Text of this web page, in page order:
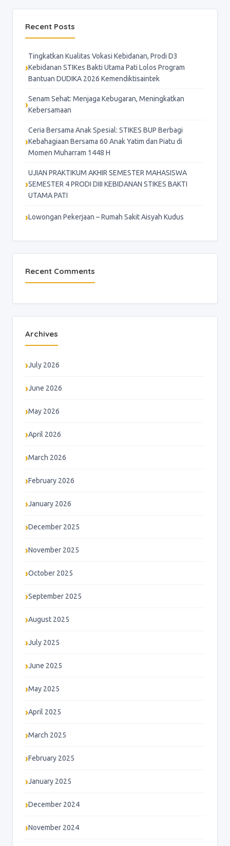
Recent Posts
Tingkatkan Kualitas Vokasi Kebidanan, Prodi D3
Kebidanan STIKes Bakti Utama Pati Lolos Program
Bantuan DUDIKA 2026 Kemendiktisaintek
Senam Sehat: Menjaga Kebugaran, Meningkatkan
Kebersamaan
Ceria Bersama Anak Spesial: STIKES BUP Berbagi
Kebahagiaan Bersama 60 Anak Yatim dan Piatu di
Momen Muharram 1448 H
UJIAN PRAKTIKUM AKHIR SEMESTER MAHASISWA
SEMESTER 4 PRODI DIII KEBIDANAN STIKES BAKTI
UTAMA PATI
Lowongan Pekerjaan – Rumah Sakit Aisyah Kudus
Recent Comments
Archives
July 2026
June 2026
May 2026
April 2026
March 2026
February 2026
January 2026
December 2025
November 2025
October 2025
September 2025
August 2025
July 2025
June 2025
May 2025
April 2025
March 2025
February 2025
January 2025
December 2024
November 2024